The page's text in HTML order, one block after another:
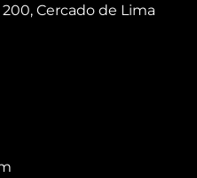
Cercado de Lima